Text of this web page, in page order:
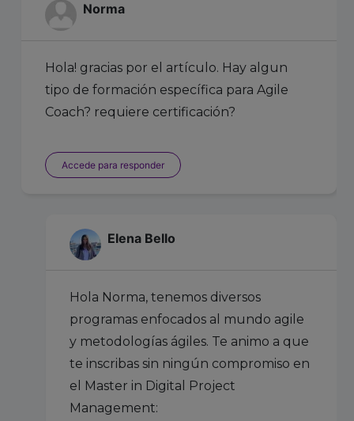
Norma
Hola! gracias por el artículo. Hay algun
tipo de formación específica para Agile
Coach? requiere certificación?
Accede para responder
Elena Bello
Hola Norma, tenemos diversos
programas enfocados al mundo agile
y metodologías ágiles. Te animo a que
te inscribas sin ningún compromiso en
el Master in Digital Project
Management: